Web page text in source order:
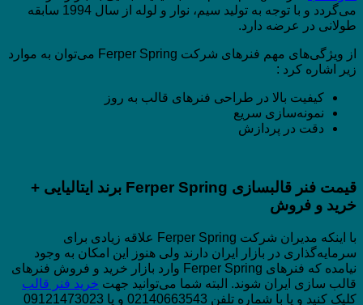
می‌گردد و با توجه به تولید سیم، نوار و لوله از سال 1994 سابقه
طولانی در عرضه دارد.
از ویژگی‌های مهم فنرهای شرکت Ferper Spring می‌توان به موارد
زیر اشاره کرد :
کیفیت بالا در طراحی فنرهای قالب به روز
نمونه‌سازی سریع
دقت در پردازش
قیمت فنر قالبسازی Ferper Spring برند ایتالیایی +
خرید و فروش
با اینکه مدیران شرکت Ferper Spring علاقه زیادی برای
سرمایه‌گذاری در بازار ایران دارند ولی هنوز این امکان به وجود
نیامده که فنرهای Ferper Spring وارد بازار خرید و فروش فنرهای
قالب سازی ایران شوند. البته شما می‌توانید جهت خرید فنر قالب
کلیک کنید و یا با شماره تلفن 02140663543 و یا 09121473023